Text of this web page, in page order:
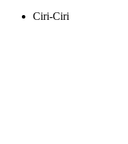
Ciri-Ciri